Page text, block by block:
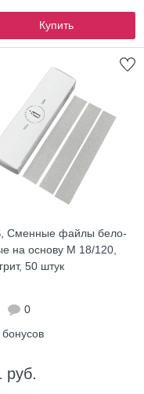
Купить
Сменные файлы бело-
на основу М 18/120,
50 штук
0
бонусов
руб.